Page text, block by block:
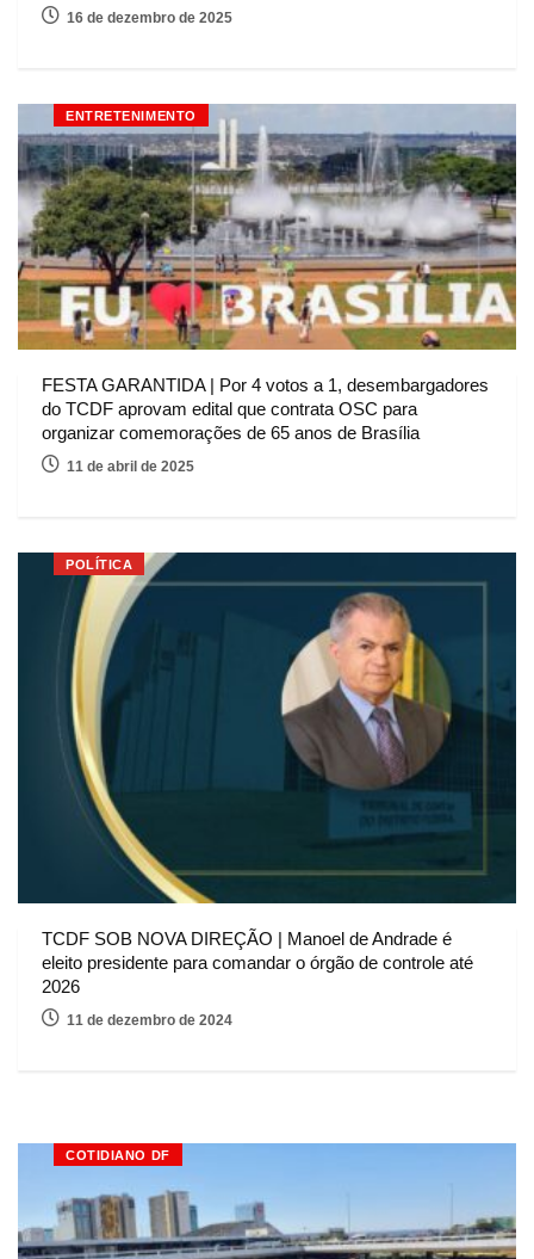
16 de dezembro de 2025
ENTRETENIMENTO
FESTA GARANTIDA | Por 4 votos a 1, desembargadores
do TCDF aprovam edital que contrata OSC para
organizar comemorações de 65 anos de Brasília
11 de abril de 2025
POLÍTICA
TCDF SOB NOVA DIREÇÃO | Manoel de Andrade é
eleito presidente para comandar o órgão de controle até
2026
11 de dezembro de 2024
COTIDIANO DF